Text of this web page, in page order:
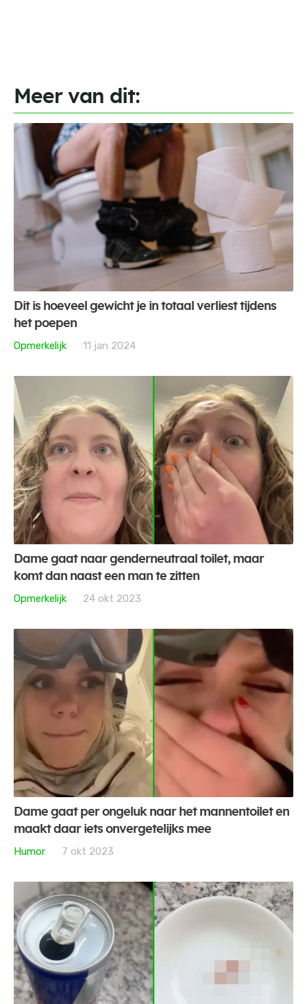
Meer van dit:
Dit is hoeveel gewicht je in totaal verliest tijdens
het poepen
Opmerkelijk
11 jan 2024
Dame gaat naar genderneutraal toilet, maar
komt dan naast een man te zitten
Opmerkelijk
24 okt 2023
Dame gaat per ongeluk naar het mannentoilet en
maakt daar iets onvergetelijks mee
Humor
7 okt 2023